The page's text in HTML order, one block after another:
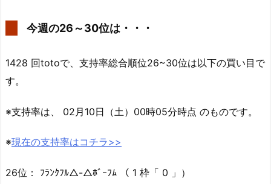
今週の26～30位は・・・
1428 回totoで、支持率総合順位26~30位は以下の買い目で
す。
※支持率は、 02月10日（土）00時05分時点 のものです。
※現在の支持率はコチラ>>
26位： ﾌﾗﾝｸﾌﾙ△-△ﾎﾞｰﾌﾑ （ 1 枠「 0 」）